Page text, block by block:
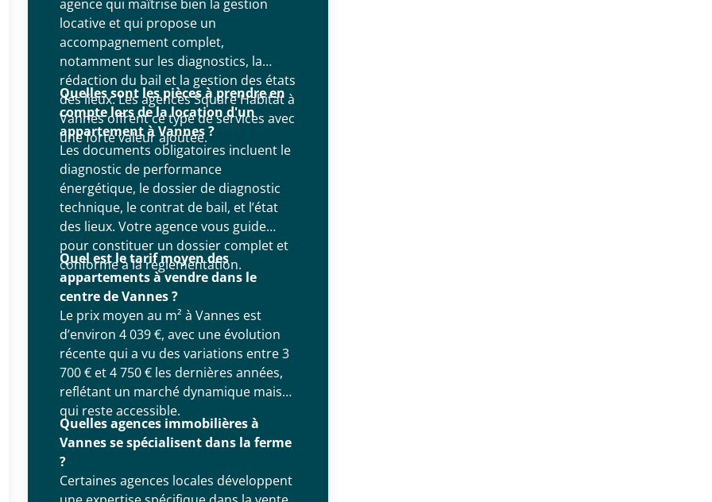
agence qui maîtrise bien la gestion
locative et qui propose un
accompagnement complet,
notamment sur les diagnostics, la
rédaction du bail et la gestion des états
des lieux. Les agences Square Habitat à
Vannes offrent ce type de services avec
une forte valeur ajoutée.
Quelles sont les pièces à prendre en
compte lors de la location d'un
appartement à Vannes ?
Les documents obligatoires incluent le
diagnostic de performance
énergétique, le dossier de diagnostic
technique, le contrat de bail, et l’état
des lieux. Votre agence vous guide
pour constituer un dossier complet et
conforme à la réglementation.
Quel est le tarif moyen des
appartements à vendre dans le
centre de Vannes ?
Le prix moyen au m² à Vannes est
d’environ 4 039 €, avec une évolution
récente qui a vu des variations entre 3
700 € et 4 750 € les dernières années,
reflétant un marché dynamique mais
qui reste accessible.
Quelles agences immobilières à
Vannes se spécialisent dans la ferme
?
Certaines agences locales développent